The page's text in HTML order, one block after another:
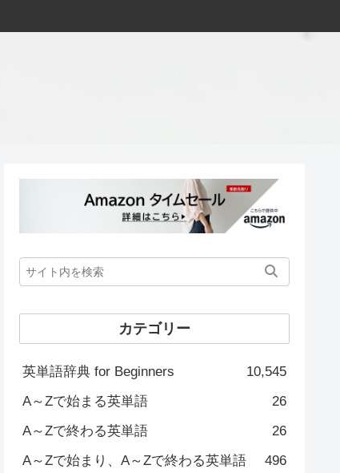
カテゴリー
英単語辞典 for Beginners
10,545
A～Zで始まる英単語
26
A～Zで終わる英単語
26
A～Zで始まり、A～Zで終わる英単語
496